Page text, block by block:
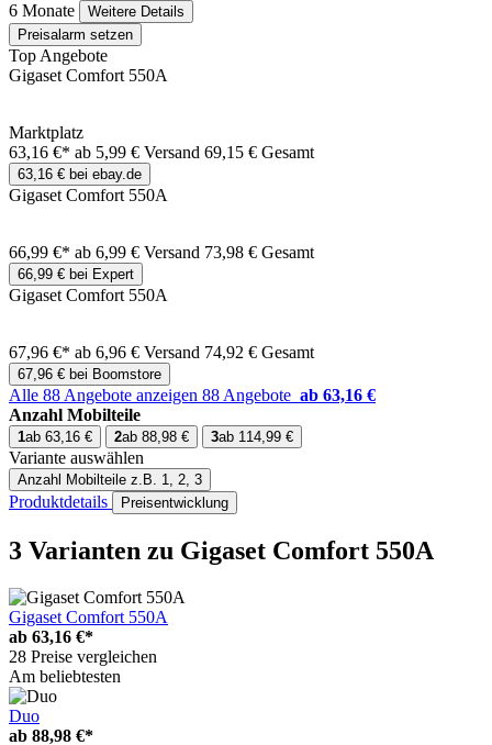
6 Monate
Weitere Details
Preisalarm setzen
Top Angebote
Gigaset Comfort 550A
Marktplatz
63,16 €* ab 5,99 € Versand 69,15 € Gesamt
63,16 € bei ebay.de
Gigaset Comfort 550A
66,99 €* ab 6,99 € Versand 73,98 € Gesamt
66,99 € bei Expert
Gigaset Comfort 550A
67,96 €* ab 6,96 € Versand 74,92 € Gesamt
67,96 € bei Boomstore
Alle 88 Angebote anzeigen 88 Angebote ab 63,16 €
Anzahl Mobilteile
1ab 63,16 € 2ab 88,98 € 3ab 114,99 €
Variante auswählen
Anzahl Mobilteile z.B. 1, 2, 3
Produktdetails Preisentwicklung
3 Varianten zu Gigaset Comfort 550A
Gigaset Comfort 550A
ab 63,16 €*
28 Preise vergleichen
Am beliebtesten
Duo
ab 88,98 €*